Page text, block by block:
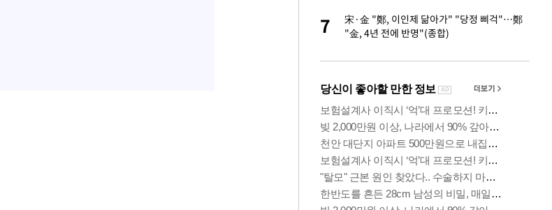
7
宋·金 "鄭, 이인제 닮아가" "당정 삐걱"…鄭
"金, 4년 전에 반명"(종합)